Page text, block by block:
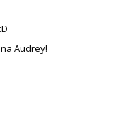
Audrey!